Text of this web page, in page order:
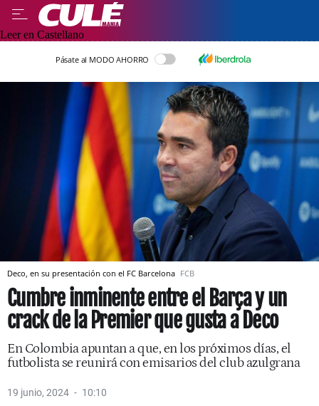
Leer en Castellano
Pásate al MODO AHORRO
Deco, en su presentación con el FC Barcelona FCB
Cumbre inminente entre el Barça y un
crack de la Premier que gusta a Deco
En Colombia apuntan a que, en los próximos días, el
futbolista se reunirá con emisarios del club azulgrana
19 junio, 2024 10:10